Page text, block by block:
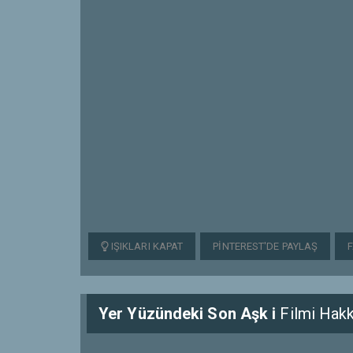
IŞIKLARI KAPAT PINTEREST'DE PAYLAŞ
Yer Yüzündeki Son Aşk i Filmi